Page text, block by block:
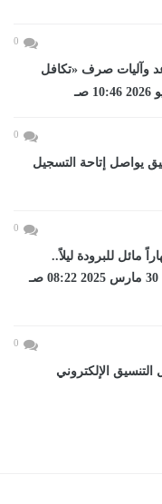
0
موعد وآليات صرف «تكافل
0
موقع التنسيق يواصل إتاحة التسجيل
0
مائل للبرودة ليلاً..
والعظمى فى القاهرة...اليوم الأحد، 30 مارس 2025 08:22 صـ
0
الإلكتروني